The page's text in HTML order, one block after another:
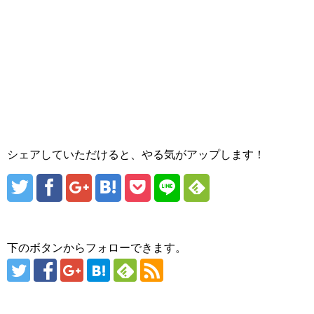
シェアしていただけると、やる気がアップします！
下のボタンからフォローできます。